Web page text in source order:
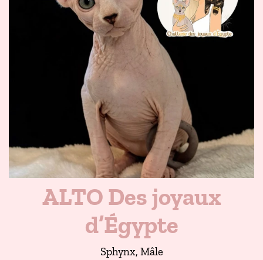
ALTO Des joyaux
d’Égypte
Sphynx, Mâle